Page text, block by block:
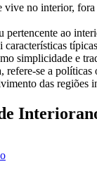
vive no interior,
pertencente ao
características
simplicidade e
refere-se a políticas
das regiões